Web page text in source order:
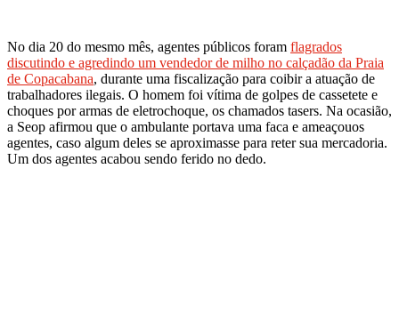
No dia 20 do mesmo mês, agentes públicos foram flagrados
discutindo e agredindo um vendedor de milho no calçadão da Praia
de Copacabana, durante uma fiscalização para coibir a atuação de
trabalhadores ilegais. O homem foi vítima de golpes de cassetete e
choques por armas de eletrochoque, os chamados tasers. Na ocasião,
a Seop afirmou que o ambulante portava uma faca e ameaçouos
agentes, caso algum deles se aproximasse para reter sua mercadoria.
Um dos agentes acabou sendo ferido no dedo.